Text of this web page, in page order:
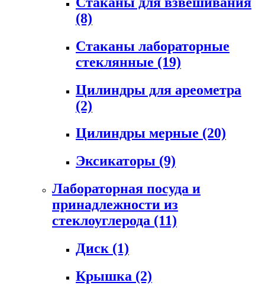
(8)
Стаканы лабораторные
стеклянные (19)
Цилиндры для ареометра
(2)
Цилиндры мерные (20)
Эксикаторы (9)
Лабораторная посуда и
принадлежности из
стеклоуглерода (11)
Диск (1)
Крышка (2)